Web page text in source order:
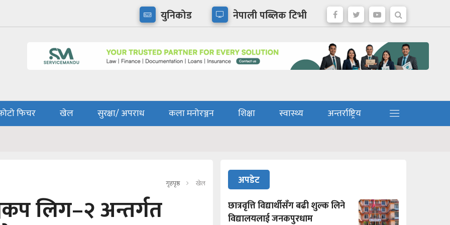
युनिकोड नेपाली पब्लिक टिभी
फिचर खेल सुरक्षा/ अपराध कला मनोरञ्जन शिक्षा स्वास्थ्य
अन्तर्राष्ट्रिय
गृहपृष्ठ खेल
लिग–२ अन्तर्गत
अपडेट
छात्रवृत्ति विद्यार्थीसँग बढी शुल्क लिने
विद्यालयलाई जनकपुरधाम